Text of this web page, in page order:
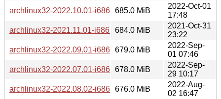
archlinux32-2022.10.01-i686.iso685.0 MiB
2022-Oct-01
17:48
archlinux32-2021.11.01-i686.iso684.0 MiB
2021-Oct-31
23:22
archlinux32-2022.09.01-i686.iso679.0 MiB
2022-Sep-
01 07:46
archlinux32-2022.07.01-i686.iso678.0 MiB
2022-Sep-
29 10:17
archlinux32-2022.08.02-i686.iso676.0 MiB
2022-Aug-
02 16:47